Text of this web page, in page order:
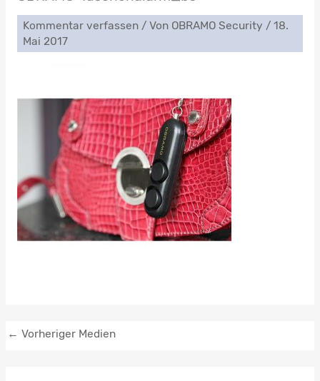
Kommentar verfassen / Von OBRAMO Security / 18.
Mai 2017
← Vorheriger Medien